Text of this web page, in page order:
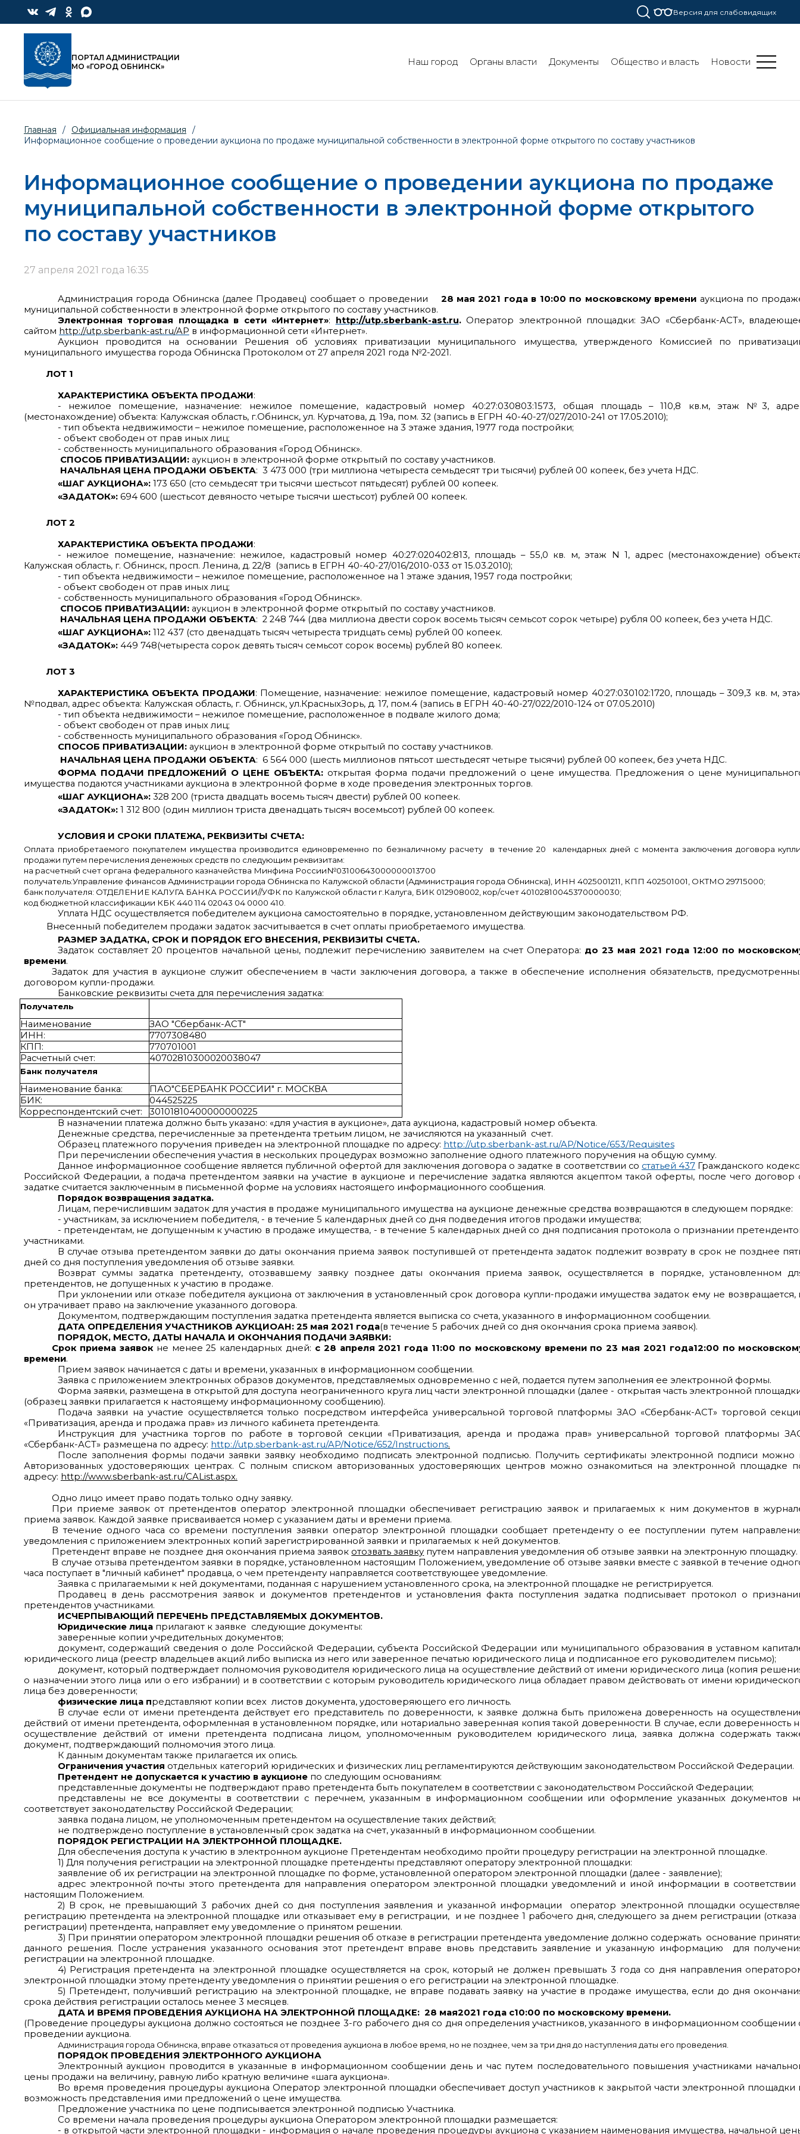
Версия для слабовидящих
ПОРТАЛ АДМИНИСТРАЦИИ
МО «ГОРОД ОБНИНСК»
Наш город Органы власти Документы Общество и власть Новости
Главная / Официальная информация
/
Информационное сообщение о проведении аукциона по продаже муниципальной собственности в электронной форме открытого по составу участников
Информационное сообщение о проведении аукциона по продаже
муниципальной собственности в электронной форме открытого
по составу участников
27 апреля 2021 года 16:35
Администрация города Обнинска (далее Продавец) сообщает о проведении 28 мая 2021 года в 10:00 по московскому времени аукциона по
муниципальной собственности в электронной форме открытого по составу участников.
Электронная торговая площадка в сети «Интернет»: http://utp.sberbank-ast.ru.Оператор электронной площадки: ЗАО «Сбербанк-АСТ»,
сайтом http://utp.sberbank-ast.ru/AP в информационной сети «Интернет».
Аукцион проводится на основании Решения об условиях приватизации муниципального имущества, утвержденого Комиссией по
муниципального имущества города Обнинска Протоколом от 27 апреля 2021 года №2-2021.
ЛОТ 1
ХАРАКТЕРИСТИКА ОБЪЕКТА ПРОДАЖИ:
- нежилое помещение, назначение: нежилое помещение, кадастровый номер 40:27:030803:1573, общая площадь – 110,8 кв.м, этаж №3,
(местонахождение) объекта: Калужская область, г.Обнинск, ул. Курчатова, д. 19а, пом. 32 (запись в ЕГРН 40-40-27/027/2010-241 от 17.05.2010);
- тип объекта недвижимости – нежилое помещение, расположенное на 3 этаже здания, 1977 года постройки;
- объект свободен от прав иных лиц;
- собственность муниципального образования «Город Обнинск».
СПОСОБ ПРИВАТИЗАЦИИ: аукцион в электронной форме открытый по составу участников.
НАЧАЛЬНАЯ ЦЕНА ПРОДАЖИ ОБЪЕКТА: 3 473 000 (три миллиона четыреста семьдесят три тысячи) рублей 00 копеек, без учета НДС.
«ШАГ АУКЦИОНА»: 173 650 (сто семьдесят три тысячи шестьсот пятьдесят) рублей 00 копеек.
«ЗАДАТОК»: 694 600 (шестьсот девяносто четыре тысячи шестьсот) рублей 00 копеек.
ЛОТ 2
ХАРАКТЕРИСТИКА ОБЪЕКТА ПРОДАЖИ:
- нежилое помещение, назначение: нежилое, кадастровый номер 40:27:020402:813, площадь – 55,0 кв. м, этаж N 1, адрес (местонахождение)
Калужская область, г. Обнинск, просп. Ленина, д. 22/8 (запись в ЕГРН 40-40-27/016/2010-033 от 15.03.2010);
- тип объекта недвижимости – нежилое помещение, расположенное на 1 этаже здания, 1957 года постройки;
- объект свободен от прав иных лиц;
- собственность муниципального образования «Город Обнинск».
СПОСОБ ПРИВАТИЗАЦИИ: аукцион в электронной форме открытый по составу участников.
НАЧАЛЬНАЯ ЦЕНА ПРОДАЖИ ОБЪЕКТА: 2 248 744 (два миллиона двести сорок восемь тысяч семьсот сорок четыре) рубля 00 копеек, без учета НДС.
«ШАГ АУКЦИОНА»: 112 437 (сто двенадцать тысяч четыреста тридцать семь) рублей 00 копеек.
«ЗАДАТОК»: 449 748(четыреста сорок девять тысяч семьсот сорок восемь) рублей 80 копеек.
ЛОТ 3
ХАРАКТЕРИСТИКА ОБЪЕКТА ПРОДАЖИ: Помещение, назначение: нежилое помещение, кадастровый номер 40:27:030102:1720, площадь – 309,3 кв. м,
№подвал, адрес объекта: Калужская область, г. Обнинск, ул.КрасныхЗорь, д. 17, пом.4 (запись в ЕГРН 40-40-27/022/2010-124 от 07.05.2010)
- тип объекта недвижимости – нежилое помещение, расположенное в подвале жилого дома;
- объект свободен от прав иных лиц;
- собственность муниципального образования «Город Обнинск».
СПОСОБ ПРИВАТИЗАЦИИ: аукцион в электронной форме открытый по составу участников.
НАЧАЛЬНАЯ ЦЕНА ПРОДАЖИ ОБЪЕКТА: 6 564 000 (шесть миллионов пятьсот шестьдесят четыре тысячи) рублей 00 копеек, без учета НДС.
ФОРМА ПОДАЧИ ПРЕДЛОЖЕНИЙ О ЦЕНЕ ОБЪЕКТА: открытая форма подачи предложений о цене имущества. Предложения о цене
имущества подаются участниками аукциона в электронной форме в ходе проведения электронных торгов.
«ШАГ АУКЦИОНА»: 328 200 (триста двадцать восемь тысяч двести) рублей 00 копеек.
«ЗАДАТОК»: 1 312 800 (один миллион триста двенадцать тысяч восемьсот) рублей 00 копеек.
УСЛОВИЯ И СРОКИ ПЛАТЕЖА, РЕКВИЗИТЫ СЧЕТА:
Оплата приобретаемого покупателем имущества производится единовременно по безналичному расчету в течение 20 календарных дней с момента заключения договора
продажи путем перечисления денежных средств по следующим реквизитам:
на расчетный счет органа федерального казначейства Минфина России№03100643000000013700
получатель:Управление финансов Администрации города Обнинска по Калужской области (Администрация города Обнинска), ИНН 4025001211, КПП 402501001, ОКТМО 29715000;
банк получателя: ОТДЕЛЕНИЕ КАЛУГА БАНКА РОССИИ//УФК по Калужской области г.Калуга, БИК 012908002, кор/счет 40102810045370000030;
код бюджетной классификации КБК 440 114 02043 04 0000 410.
Уплата НДС осуществляется победителем аукциона самостоятельно в порядке, установленном действующим законодательством РФ.
Внесенный победителем продажи задаток засчитывается в счет оплаты приобретаемого имущества.
РАЗМЕР ЗАДАТКА, СРОК И ПОРЯДОК ЕГО ВНЕСЕНИЯ, РЕКВИЗИТЫ СЧЕТА.
Задаток составляет 20 процентов начальной цены, подлежит перечислению заявителем на счет Оператора: до 23 мая 2021 года 12:00 по
времени.
Задаток для участия в аукционе служит обеспечением в части заключения договора, а также в обеспечение исполнения обязательств,
договором купли-продажи.
Банковские реквизиты счета для перечисления задатка:
Получатель
Наименование
ЗАО "Сбербанк-АСТ"
ИНН:
7707308480
КПП:
770701001
Расчетный счет:
40702810300020038047
Банк получателя
Наименование банка:
ПАО"СБЕРБАНК РОССИИ" г. МОСКВА
БИК:
044525225
Корреспондентский счет:
30101810400000000225
В назначении платежа должно быть указано: «для участия в аукционе», дата аукциона, кадастровый номер объекта.
Денежные средства, перечисленные за претендента третьим лицом, не зачисляются на указанный счет.
Образец платежного поручения приведен на электронной площадке по адресу: http://utp.sberbank-ast.ru/AP/Notice/653/Requisites
При перечислении обеспечения участия в нескольких процедурах возможно заполнение одного платежного поручения на общую сумму.
Данное информационное сообщение является публичной офертой для заключения договора о задатке в соответствии со статьей 437 Гражданского
Российской Федерации, а подача претендентом заявки на участие в аукционе и перечисление задатка являются акцептом такой оферты, после чего договор
задатке считается заключенным в письменной форме на условиях настоящего информационного сообщения.
Порядок возвращения задатка.
Лицам, перечислившим задаток для участия в продаже муниципального имущества на аукционе денежные средства возвращаются в следующем порядке:
- участникам, за исключением победителя, - в течение 5 календарных дней со дня подведения итогов продажи имущества;
- претендентам, не допущенным к участию в продаже имущества, - в течение 5 календарных дней со дня подписания протокола о признании
участниками.
В случае отзыва претендентом заявки до даты окончания приема заявок поступившей от претендента задаток подлежит возврату в срок не позднее
дней со дня поступления уведомления об отзыве заявки.
Возврат суммы задатка претенденту, отозвавшему заявку позднее даты окончания приема заявок, осуществляется в порядке, установленном
претендентов, не допущенных к участию в продаже.
При уклонении или отказе победителя аукциона от заключения в установленный срок договора купли-продажи имущества задаток ему не возвращается,
он утрачивает право на заключение указанного договора.
Документом, подтверждающим поступления задатка претендента является выписка со счета, указанного в информационном сообщении.
ДАТА ОПРЕДЕЛЕНИЯ УЧАСТНИКОВ АУКЦИОАН: 25 мая 2021 года(в течение 5 рабочих дней со дня окончания срока приема заявок).
ПОРЯДОК, МЕСТО, ДАТЫ НАЧАЛА И ОКОНЧАНИЯ ПОДАЧИ ЗАЯВКИ:
Срок приема заявокне менее 25 календарных дней: с 28 апреля2021 года 11:00 по московскому времени по 23 мая 2021 года12:00 по
времени.
Прием заявок начинается с даты и времени, указанных в информационном сообщении.
Заявка с приложением электронных образов документов, представляемых одновременно с ней, подается путем заполнения ее электронной формы.
Форма заявки, размещена в открытой для доступа неограниченного круга лиц части электронной площадки (далее - открытая часть электронной
(образец заявки прилагается к настоящему информационному сообщению).
Подача заявки на участие осуществляется только посредством интерфейса универсальной торговой платформы ЗАО «Сбербанк-АСТ» торговой
«Приватизация, аренда и продажа прав» из личного кабинета претендента.
Инструкция для участника торгов по работе в торговой секции «Приватизация, аренда и продажа прав» универсальной торговой платформы
«Сбербанк-АСТ» размещена по адресу: http://utp.sberbank-ast.ru/AP/Notice/652/Instructions.
После заполнения формы подачи заявки заявку необходимо подписать электронной подписью. Получить сертификаты электронной подписи можно
Авторизованных удостоверяющих центрах. С полным списком авторизованных удостоверяющих центров можно ознакомиться на электронной площадке
адресу: http://www.sberbank-ast.ru/CAList.aspx.
Одно лицо имеет право подать только одну заявку.
При приеме заявок от претендентов оператор электронной площадки обеспечивает регистрацию заявок и прилагаемых к ним документов в
приема заявок. Каждой заявке присваивается номер с указанием даты и времени приема.
В течение одного часа со времени поступления заявки оператор электронной площадки сообщает претенденту о ее поступлении путем
уведомления с приложением электронных копий зарегистрированной заявки и прилагаемых к ней документов.
Претендент вправе не позднее дня окончания приема заявок отозвать заявку путем направления уведомления об отзыве заявки на электронную площадку.
В случае отзыва претендентом заявки в порядке, установленном настоящим Положением, уведомление об отзыве заявки вместе с заявкой в течение
часа поступает в "личный кабинет" продавца, о чем претенденту направляется соответствующее уведомление.
Заявка с прилагаемыми к ней документами, поданная с нарушением установленного срока, на электронной площадке не регистрируется.
Продавец в день рассмотрения заявок и документов претендентов и установления факта поступления задатка подписывает протокол о
претендентов участниками.
ИСЧЕРПЫВАЮЩИЙ ПЕРЕЧЕНЬ ПРЕДСТАВЛЯЕМЫХ ДОКУМЕНТОВ.
Юридические лицаприлагают к заявке следующие документы:
заверенные копии учредительных документов;
документ, содержащий сведения о доле Российской Федерации, субъекта Российской Федерации или муниципального образования в уставном
юридического лица (реестр владельцев акций либо выписка из него или заверенное печатью юридического лица и подписанное его руководителем письмо);
документ, который подтверждает полномочия руководителя юридического лица на осуществление действий от имени юридического лица (копия
о назначении этого лица или о его избрании) и в соответствии с которым руководитель юридического лица обладает правом действовать от имени
лица без доверенности;
физические лица представляют копии всех листов документа, удостоверяющего его личность.
В случае если от имени претендента действует его представитель по доверенности, к заявке должна быть приложена доверенность на
действий от имени претендента, оформленная в установленном порядке, или нотариально заверенная копия такой доверенности. В случае, если доверенность
осуществление действий от имени претендента подписана лицом, уполномоченным руководителем юридического лица, заявка должна содержать
документ, подтверждающий полномочия этого лица.
К данным документам также прилагается их опись.
Ограничения участия отдельных категорий юридических и физических лиц регламентируются действующим законодательством Российской Федерации.
Претендент не допускается к участию в аукционепо следующим основаниям:
представленные документы не подтверждают право претендента быть покупателем в соответствии с законодательством Российской Федерации;
представлены не все документы в соответствии с перечнем, указанным в информационном сообщении или оформление указанных документов
соответствует законодательству Российской Федерации;
заявка подана лицом, не уполномоченным претендентом на осуществление таких действий;
не подтверждено поступление в установленный срок задатка на счет, указанный в информационном сообщении.
ПОРЯДОК РЕГИСТРАЦИИ НА ЭЛЕКТРОННОЙ ПЛОЩАДКЕ.
Для обеспечения доступа к участию в электронном аукционе Претендентам необходимо пройти процедуру регистрации на электронной площадке.
1) Для получения регистрации на электронной площадке претенденты представляют оператору электронной площадки:
заявление об их регистрации на электронной площадке по форме, установленной оператором электронной площадки (далее - заявление);
адрес электронной почты этого претендента для направления оператором электронной площадки уведомлений и иной информации в соответствии
настоящим Положением.
2) В срок, не превышающий 3 рабочих дней со дня поступления заявления и указанной информации оператор электронной площадки
регистрацию претендента на электронной площадке или отказывает ему в регистрации, и не позднее 1 рабочего дня, следующего за днем регистрации (отказа
регистрации) претендента, направляет ему уведомление о принятом решении.
3) При принятии оператором электронной площадки решения об отказе в регистрации претендента уведомление должно содержать основание
данного решения. После устранения указанного основания этот претендент вправе вновь представить заявление и указанную информацию для
регистрации на электронной площадке.
4) Регистрация претендента на электронной площадке осуществляется на срок, который не должен превышать 3 года со дня направления
электронной площадки этому претенденту уведомления о принятии решения о его регистрации на электронной площадке.
5) Претендент, получивший регистрацию на электронной площадке, не вправе подавать заявку на участие в продаже имущества, если до дня
срока действия регистрации осталось менее 3 месяцев.
ДАТА И ВРЕМЯ ПРОВЕДЕНИЯ АУКЦИОНА НА ЭЛЕКТРОННОЙ ПЛОЩАДКЕ: 28 мая2021 года с10:00 по московскому времени.
(Проведение процедуры аукциона должно состояться не позднее 3-го рабочего дня со дня определения участников, указанного в информационном сообщении
проведении аукциона.
Администрация города Обнинска, вправе отказаться от проведения аукциона в любое время, но не позднее, чем за три дня до наступления даты его проведения.
ПОРЯДОК ПРОВЕДЕНИЯ ЭЛЕКТРОННОГО АУКЦИОНА
Электронный аукцион проводится в указанные в информационном сообщении день и час путем последовательного повышения участниками
цены продажи на величину, равную либо кратную величине «шага аукциона».
Во время проведения процедуры аукциона Оператор электронной площадки обеспечивает доступ участников к закрытой части электронной площадки
возможность представления ими предложений о цене имущества.
Предложение участника по цене подписывается электронной подписью Участника.
Со времени начала проведения процедуры аукциона Оператором электронной площадки размещается:
- в открытой части электронной площадки - информация о начале проведения процедуры аукциона с указанием наименования имущества, начальной